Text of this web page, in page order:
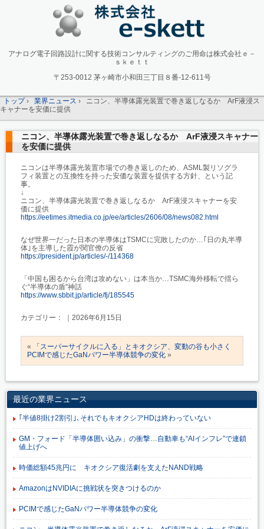
アナログ電子回路設計に関する技術コンサルティングのご用命は株式会社ｅ－
ｓｋｅｔｔ
〒253-0012 茅ヶ崎市小和田三丁目８番-12-611号
トップ› 業界ニュース› ニコン、半導体露光装置で巻き返しなるか ArF液浸ス
キャナーを安価に提供
ニコン、半導体露光装置で巻き返しなるか ArF液浸スキャナー
を安価に提供
ニコンは半導体露光装置市場での巻き返しのため、ASML製リソグラ
フィ装置との互換性を持った安価な装置を提供する方針、という記
事。
↓
ニコン、半導体露光装置で巻き返しなるか ArF液浸スキャナーを安
価に提供
https://eetimes.itmedia.co.jp/ee/articles/2606/08/news082.html
なぜ世界一だった日本の半導体はTSMCに完敗したのか…｢日の丸半導
体｣を主導した霞が関官僚の反省
https://president.jp/articles/-/114368
「中国も困るから台湾は攻めない」は本当か…TSMC海外移転で揺ら
ぐ“半導体の盾”神話
https://www.sbbit.jp/article/fj/185545
カテゴリー： ｜2026年6月15日
«
「スーパーサイクルに入る」とキオクシア、変動の谷も小さく
PCIMで感じたGaNパワー半導体競争の変化 »
最近の業界ニュース
｢半値8掛け2割引｣､それでもキオクシアHDは終わっていない
GM・フォード「半導体囲い込み」の衝撃…自動車も“AIインフレ”で連鎖
値上げへ
時価総額45兆円に キオクシア復活劇を支えたNAND戦略
AmazonはNVIDIAに挑戦状を突きつけるのか
PCIMで感じたGaNパワー半導体競争の変化